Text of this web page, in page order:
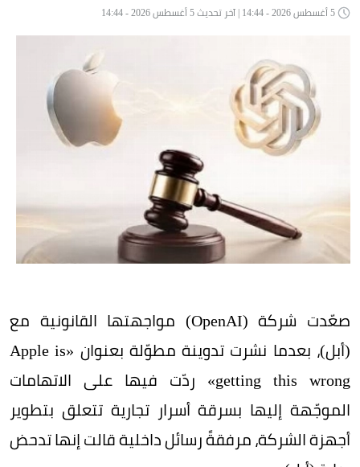
صعّدت شركة (OpenAI) مواجهتها القانونية مع
(أبل)، بعدما نشرت تدوينة مطوّلة بعنوان «Apple is
getting this wrong» ردّت فيها على الاتهامات
الموجّهة إليها بسرقة أسرار تجارية تتعلق بتطوير
أجهزة الشركة، مرفقةً رسائل داخلية قالت إنها تدحض